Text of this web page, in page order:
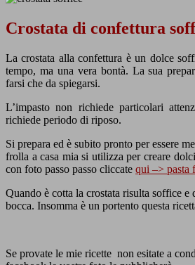
Crostata di confettura
La crostata alla confettura è un dolce
tempo, ma una vera bontà. La sua
farsi che da spiegarsi.
L’impasto non richiede particolari
richiede periodo di riposo.
Si prepara ed è subito pronto per essere
frolla a casa mia si utilizza per creare
con foto passo passo cliccate qui –> pasta
Quando è cotta la crostata risulta soffice e
bocca. Insomma è un portento questa
Se provate le mie ricette non esitate a